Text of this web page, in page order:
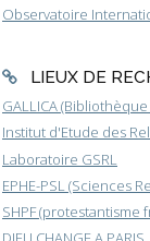
Observatoire
LIEUX DE
GALLICA
Institut d'Etude des
Laboratoire GSRL
EPHE-PSL (Sciences
SHPF (protestantisme